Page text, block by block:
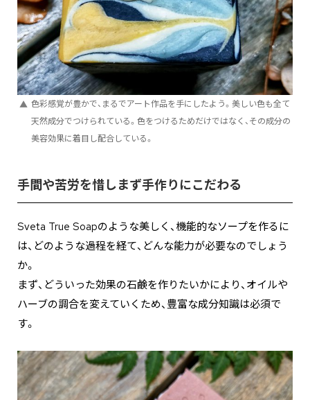
色彩感覚が豊かで、まるでアート作品を手にしたよう。美しい色も全て
天然成分でつけられている。色をつけるためだけではなく、その成分の
美容効果に着目し配合している。
手間や苦労を惜しまず手作りにこだわる
Sveta True Soapのような美しく、機能的なソープを作るに
は、どのような過程を経て、どんな能力が必要なのでしょう
か。
まず、どういった効果の石鹸を作りたいかにより、オイルや
ハーブの調合を変えていくため、豊富な成分知識は必須で
す。